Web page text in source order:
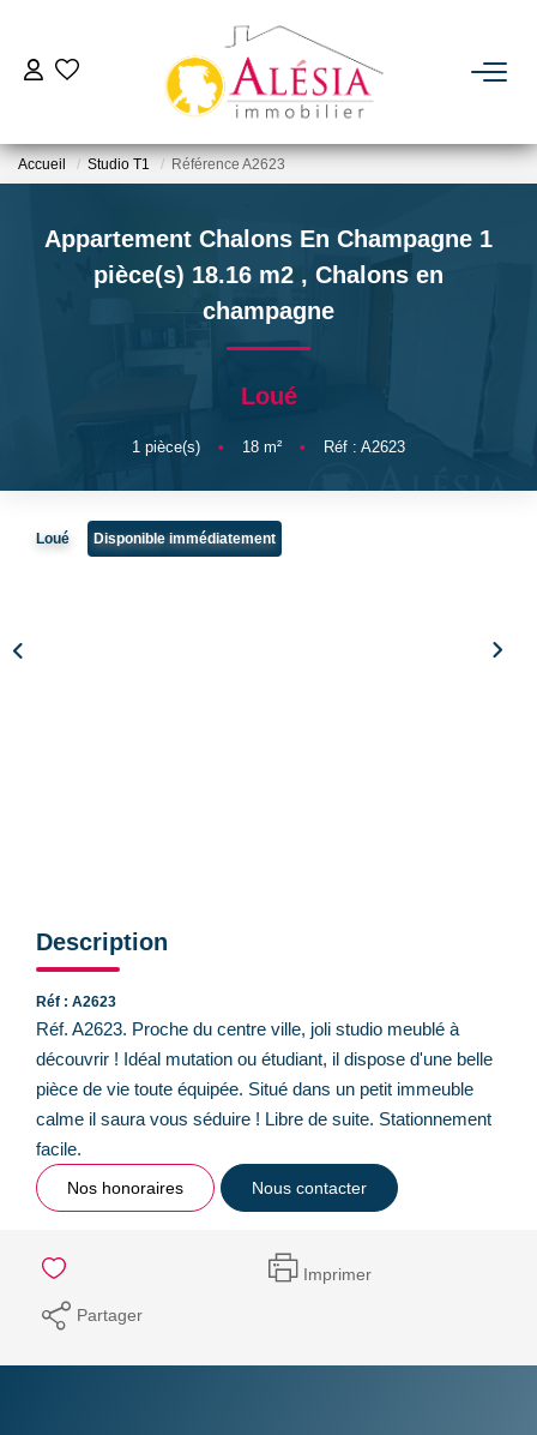
ACHETER
BIENS VENDUS / LOUÉS
NOTRE AGENCE
CONTACT
Accueil Studio T1 Référence A2623
Appartement Chalons En Champagne 1
pièce(s) 18.16 m2 , Chalons en
champagne
Loué
1 pièce(s) • 18 m² • Réf : A2623
Loué Disponible immédiatement
Description
Réf : A2623
Réf. A2623. Proche du centre ville, joli studio meublé à
découvrir ! Idéal mutation ou étudiant, il dispose d'une belle
pièce de vie toute équipée. Situé dans un petit immeuble
calme il saura vous séduire ! Libre de suite. Stationnement
facile.
Nos honoraires Nous contacter
Imprimer
Partager